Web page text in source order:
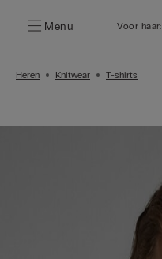
Menu Voor haar:
Heren Knitwear T-shirts